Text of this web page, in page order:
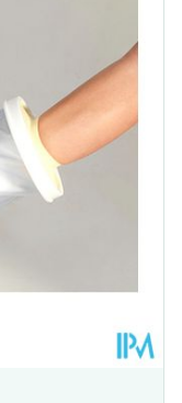
- 25°C)